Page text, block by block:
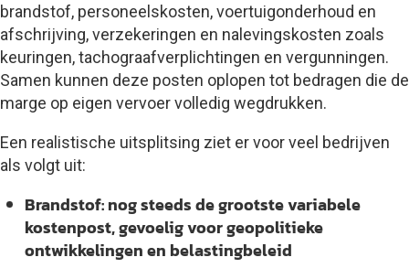
brandstof, personeelskosten, voertuigonderhoud en
afschrijving, verzekeringen en nalevingskosten zoals
keuringen, tachograafverplichtingen en vergunningen.
Samen kunnen deze posten oplopen tot bedragen die de
marge op eigen vervoer volledig wegdrukken.
Een realistische uitsplitsing ziet er voor veel bedrijven
als volgt uit:
Brandstof:nog steeds de grootste variabele
kostenpost, gevoelig voor geopolitieke
ontwikkelingen en belastingbeleid